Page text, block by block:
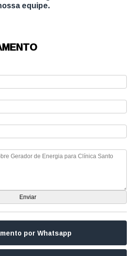
equipe.
por Whatsapp